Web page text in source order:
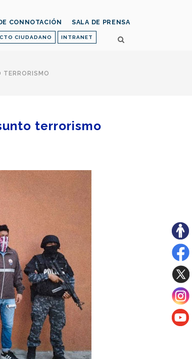
CIUDADANO INTRANET
CONNOTACIÓN SALA DE PRENSA
TERRORISMO
terrorismo